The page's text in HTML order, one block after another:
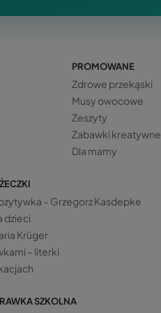
PROMOWANE
Zdrowe przekąski
Musy owocowe
Zeszyty
Zabawki kreatywne
Dla mamy
– Grzegorz Kasdepke
dzieci
Krüger
– literki
SZKOLNA